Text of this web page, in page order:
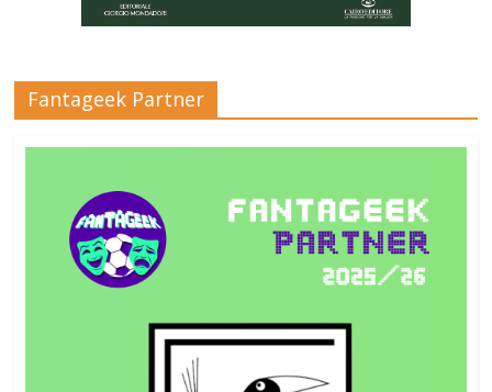
Fantageek Partner